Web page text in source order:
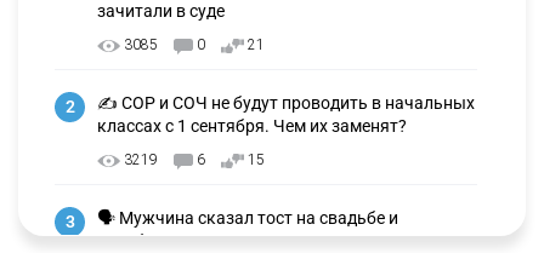
зачитали в суде
3085 0 21
2
✍️ СОР и СОЧ не будут проводить в начальных
классах с 1 сентября. Чем их заменят?
3219 6 15
3
🗣 Мужчина сказал тост на свадьбе и
заработал уголовное дело